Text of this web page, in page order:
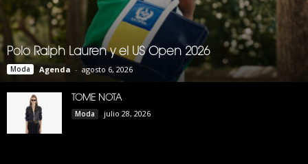
Polo Ralph Lauren y el US Open 2026
Moda Agenda - agosto 6, 2026
TOME NOTA
Moda julio 28, 2026